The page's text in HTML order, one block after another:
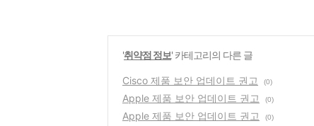
'취약점 정보' 카테고리의 다른 글
Cisco 제품 보안 업데이트 권고 (0)
Apple 제품 보안 업데이트 권고 (0)
Apple 제품 보안 업데이트 권고 (0)